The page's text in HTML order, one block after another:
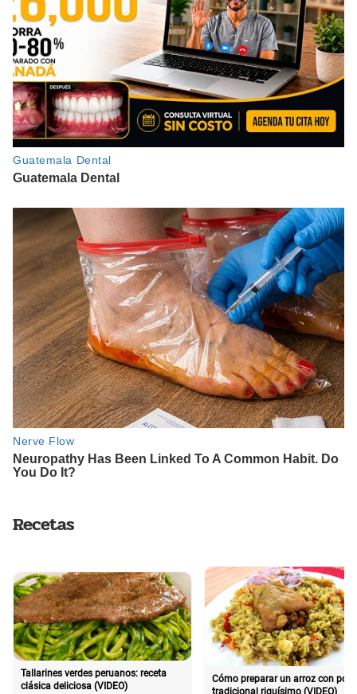
Recetas
Tallarines verdes peruanos: receta
clásica deliciosa (VIDEO)
Cómo preparar un arroz con pollo